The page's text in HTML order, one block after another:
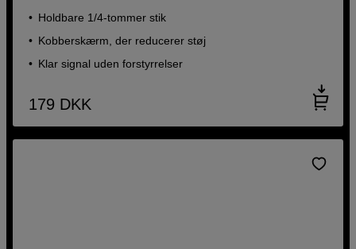
Holdbare 1/4-tommer stik
Kobberskærm, der reducerer støj
Klar signal uden forstyrrelser
179 DKK